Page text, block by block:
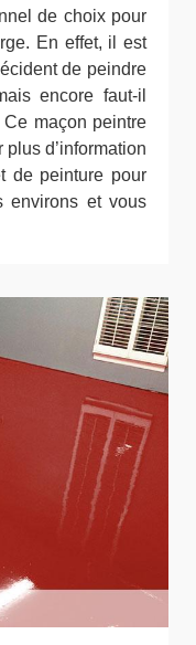
de choix pour
En effet, il est
de peindre
encore faut-il
maçon peintre
d’information
de peinture pour
environs et vous